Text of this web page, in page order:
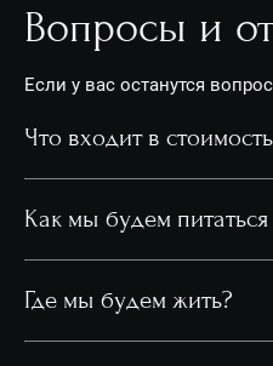
Вопросы и
Если у вас останутся
Что входит в
Как мы будем питаться
Где мы будем жить?